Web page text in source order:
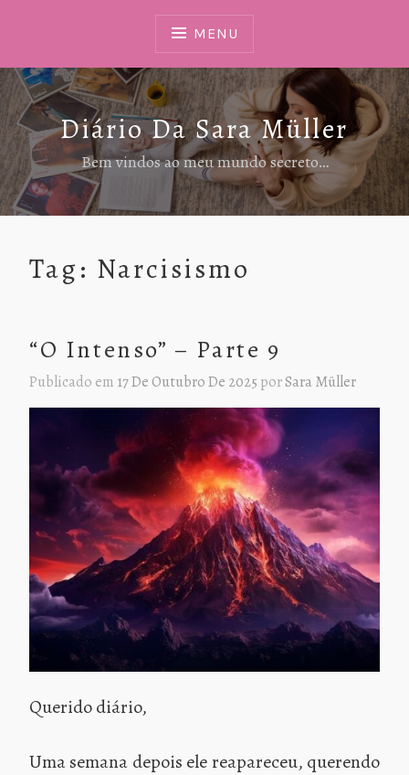
MENU
Diário Da Sara Müller
Bem vindos ao meu mundo secreto…
Tag: Narcisismo
“O Intenso” – Parte 9
Publicado em 17 De Outubro De 2025 porSara Müller
Querido diário,
Uma semana depois ele reapareceu, querendo